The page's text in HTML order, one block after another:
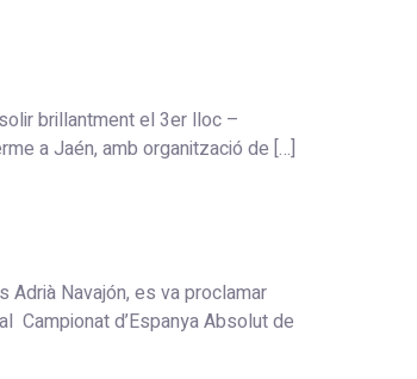
brillantment el 3er lloc –
a Jaén, amb organització de […]
Navajón, es va proclamar
Campionat d’Espanya Absolut de